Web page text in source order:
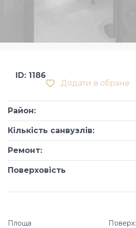
Додати в обране
ID: 1186
Район:
Кількість санвузлів:
Ремонт:
Поверховість
Площа Поверх: